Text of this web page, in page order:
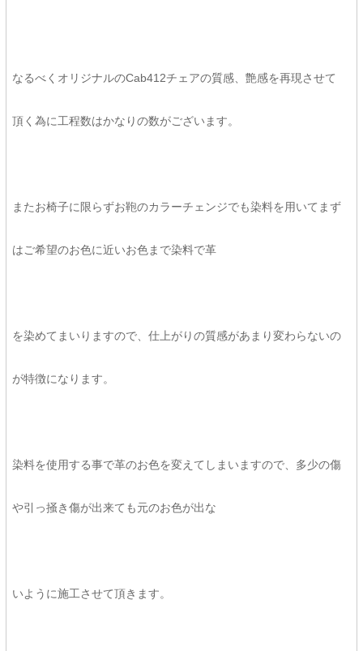
なるべくオリジナルのCab412チェアの質感、艶感を再現させて
頂く為に工程数はかなりの数がございます。
またお椅子に限らずお鞄のカラーチェンジでも染料を用いてまず
はご希望のお色に近いお色まで染料で革
を染めてまいりますので、仕上がりの質感があまり変わらないの
が特徴になります。
染料を使用する事で革のお色を変えてしまいますので、多少の傷
や引っ掻き傷が出来ても元のお色が出な
いように施工させて頂きます。